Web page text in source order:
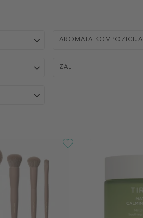
AROMĀTA KOMPOZĪCIJA
ZAĻI